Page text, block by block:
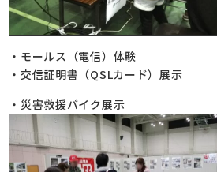
・モールス（電信）体験
・交信証明書（QSLカード）展示
・災害救援バイク展示